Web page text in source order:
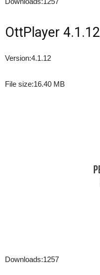
OttPlayer 4.1.12
Version:4.1.12
File size:16.40 MB
Downloads:1257